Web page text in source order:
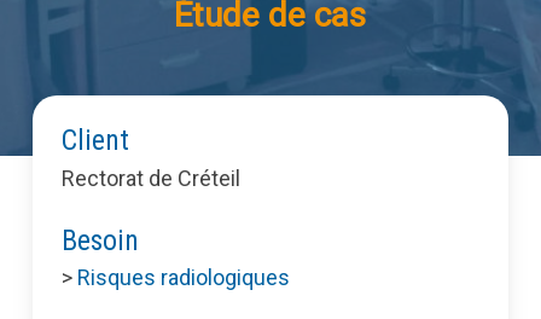
Étude de cas
Client
Rectorat de Créteil
Besoin
> Risques radiologiques